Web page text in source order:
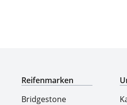
Reifenmarken
Bridgestone